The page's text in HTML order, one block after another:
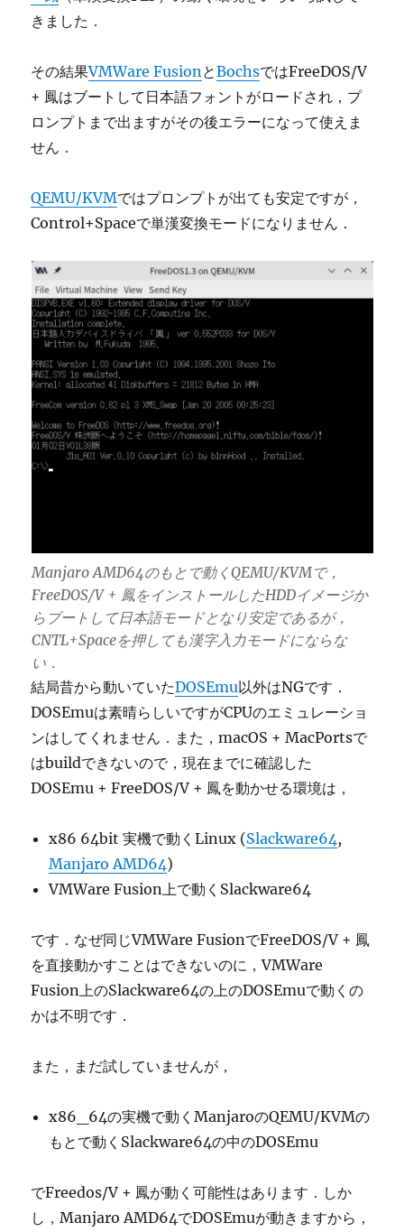
きました．
その結果VMWare FusionとBochsではFreeDOS/V
+ 鳳はブートして日本語フォントがロードされ，プ
ロンプトまで出ますがその後エラーになって使えま
せん．
QEMU/KVMではプロンプトが出ても安定ですが，
Control+Spaceで単漢変換モードになりません．
Manjaro AMD64のもとで動くQEMU/KVMで，
FreeDOS/V + 鳳をインストールしたHDDイメージか
らブートして日本語モードとなり安定であるが，
CNTL+Spaceを押しても漢字入力モードにならな
い．
結局昔から動いていたDOSEmu以外はNGです．
DOSEmuは素晴らしいですがCPUのエミュレーショ
ンはしてくれません．また，macOS + MacPortsで
はbuildできないので，現在までに確認した
DOSEmu + FreeDOS/V + 鳳を動かせる環境は，
x86 64bit 実機で動くLinux (Slackware64 ,
Manjaro AMD64)
VMWare Fusion上で動くSlackware64
です．なぜ同じVMWare FusionでFreeDOS/V + 鳳
を直接動かすことはできないのに，VMWare
Fusion上のSlackware64の上のDOSEmuで動くの
かは不明です．
また，まだ試していませんが，
x86_64の実機で動くManjaroのQEMU/KVMの
もとで動くSlackware64の中のDOSEmu
でFreedos/V + 鳳が動く可能性はあります．しか
し，Manjaro AMD64でDOSEmuが動きますから，